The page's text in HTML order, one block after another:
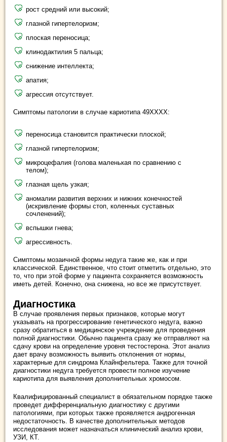
рост средний или высокий;
глазной гипертелоризм;
плоская переносица;
клинодактилия 5 пальца;
снижение интеллекта;
апатия;
агрессия отсутствует.
Симптомы патологии в случае кариотипа 49ХХХХ:
переносица становится практически плоской;
глазной гипертелоризм;
микроцефалия (голова маленькая по сравнению с
телом);
глазная щель узкая;
аномалии развития верхних и нижних конечностей
(искривление формы стоп, коленных суставных
сочленений);
вспышки гнева;
агрессивность.
Симптомы мозаичной формы недуга такие же, как и при
классической. Единственное, что стоит отметить отдельно, это
то, что при этой форме у пациента сохраняется возможность
иметь детей. Конечно, она снижена, но все же присутствует.
Диагностика
В случае проявления первых признаков, которые могут
указывать на прогрессирование генетического недуга, важно
сразу обратиться в медицинское учреждение для проведения
полной диагностики. Обычно пациента сразу же отправляют на
сдачу крови на определение уровня тестостерона. Этот анализ
дает врачу возможность выявить отклонения от нормы,
характерные для синдрома Клайнфельтера. Также для точной
диагностики недуга требуется провести полное изучение
кариотипа для выявления дополнительных хромосом.
Квалифицированный специалист в обязательном порядке также
проведет дифференциальную диагностику с другими
патологиями, при которых также проявляется андрогенная
недостаточность. В качестве дополнительных методов
исследования может назначаться клинический анализ крови,
УЗИ, КТ.